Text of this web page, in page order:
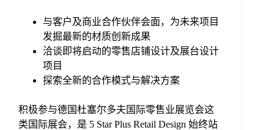
与客户及商业合作伙伴会面，为未来项目
发掘最新的材质创新成果
洽谈即将启动的零售店铺设计及展台设计
项目
探索全新的合作模式与解决方案
积极参与德国杜塞尔多夫国际零售业展览会这
类国际展会，是 5 Star Plus Retail Design 始终站